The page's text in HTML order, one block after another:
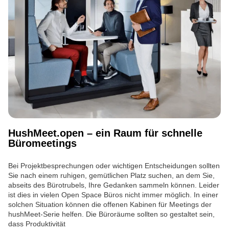
HushMeet.open – ein Raum für schnelle
Büromeetings
Bei Projektbesprechungen oder wichtigen Entscheidungen sollten
Sie nach einem ruhigen, gemütlichen Platz suchen, an dem Sie,
abseits des Bürotrubels, Ihre Gedanken sammeln können. Leider
ist dies in vielen Open Space Büros nicht immer möglich. In einer
solchen Situation können die offenen Kabinen für Meetings der
hushMeet-Serie helfen. Die Büroräume sollten so gestaltet sein,
dass Produktivität